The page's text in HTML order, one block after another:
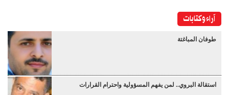
آراء وكتابات
طوفان المباغتة
استقالة البروي.. لمن يفهم المسؤولية واحترام القرارات